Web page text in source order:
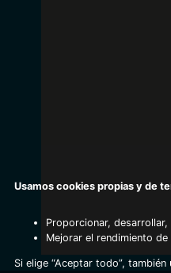
Usamos cookies propias y de
Proporcionar,
Mejorar el rendimiento
Si elige “Aceptar todo”,